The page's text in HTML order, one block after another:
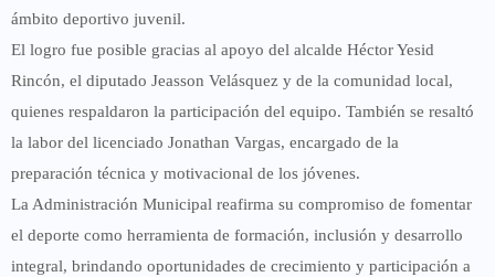
ámbito deportivo juvenil.
El logro fue posible gracias al apoyo del alcalde Héctor Yesid
Rincón, el diputado Jeasson Velásquez y de la comunidad local,
quienes respaldaron la participación del equipo. También se resaltó
la labor del licenciado Jonathan Vargas, encargado de la
preparación técnica y motivacional de los jóvenes.
La Administración Municipal reafirma su compromiso de fomentar
el deporte como herramienta de formación, inclusión y desarrollo
integral, brindando oportunidades de crecimiento y participación a